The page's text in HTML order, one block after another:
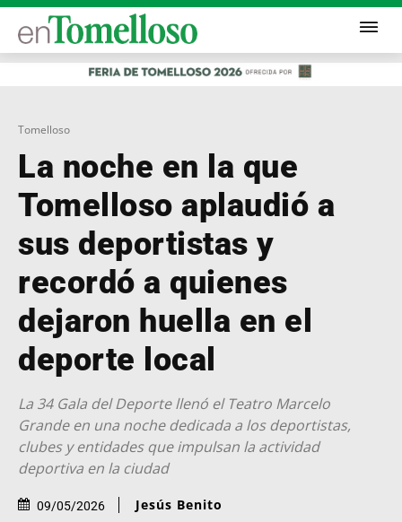
Tomelloso
La noche en la que
Tomelloso aplaudió a
sus deportistas y
recordó a quienes
dejaron huella en el
deporte local
La 34 Gala del Deporte llenó el Teatro Marcelo
Grande en una noche dedicada a los deportistas,
clubes y entidades que impulsan la actividad
deportiva en la ciudad
09/05/2026 Jesús Benito